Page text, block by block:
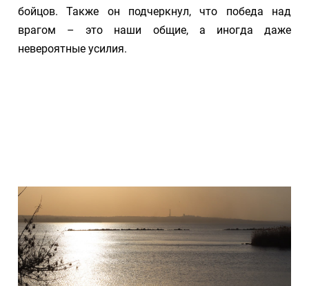
бойцов. Также он подчеркнул, что победа над
врагом – это наши общие, а иногда даже
невероятные усилия.